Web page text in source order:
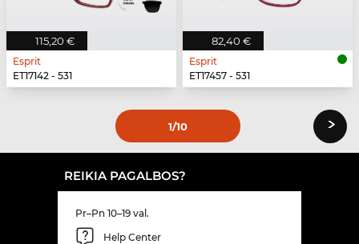
115,20 €
Esprit
ET17142 - 531
82,40 €
Esprit
ET17457 - 531
1/10 ›
REIKIA PAGALBOS?
Pr–Pn 10–19 val.
Help Center